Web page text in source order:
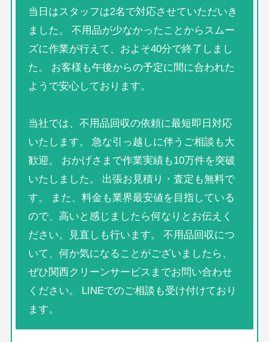
当日はスタッフは2名で対応させていただいき
ました。 不用品が少なかったことからスムー
ズに作業が行えて、およそ40分で終了しまし
た。 お客様も午後からの予定に間に合われた
ようで安心しております。
当社では、不用品回収の依頼に最短即日対応
いたします。 急な引っ越しに伴うご相談も大
歓迎。 おかげさまで作業実績も10万件を突破
いたしました。 出張お見積り・査定も無料で
す。 また、料金も業界最安値を目指している
ので、高いと感じましたら何なりとお伝えく
ださい。見直しも行います。 不用品回収につ
いて、何か気になることがございましたら、
ぜひ関西クリーンサービスまでお問い合わせ
ください。 LINEでのご相談も受け付けており
ます。